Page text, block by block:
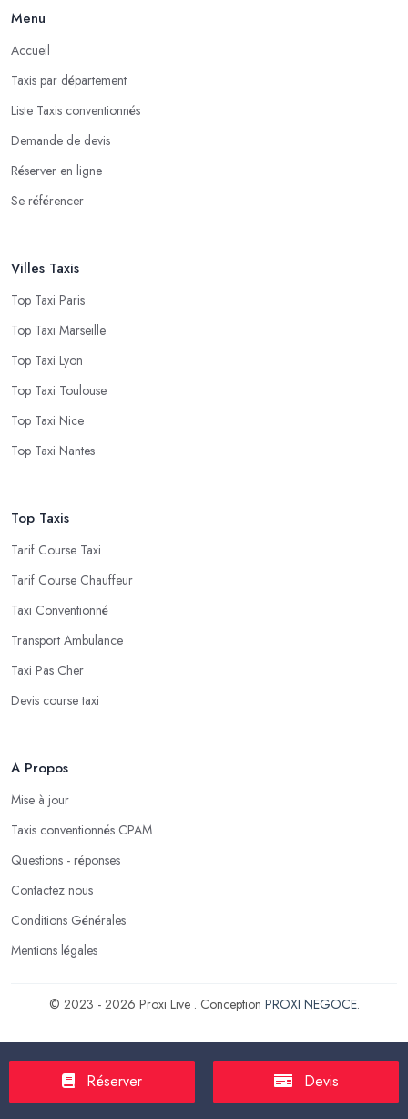
Menu
Accueil
Taxis par département
Liste Taxis conventionnés
Demande de devis
Réserver en ligne
Se référencer
Villes Taxis
Top Taxi Paris
Top Taxi Marseille
Top Taxi Lyon
Top Taxi Toulouse
Top Taxi Nice
Top Taxi Nantes
Top Taxis
Tarif Course Taxi
Tarif Course Chauffeur
Taxi Conventionné
Transport Ambulance
Taxi Pas Cher
Devis course taxi
A Propos
Mise à jour
Taxis conventionnés CPAM
Questions - réponses
Contactez nous
Conditions Générales
Mentions légales
© 2023 - 2026 Proxi Live . Conception PROXI NEGOCE.
Réserver Devis